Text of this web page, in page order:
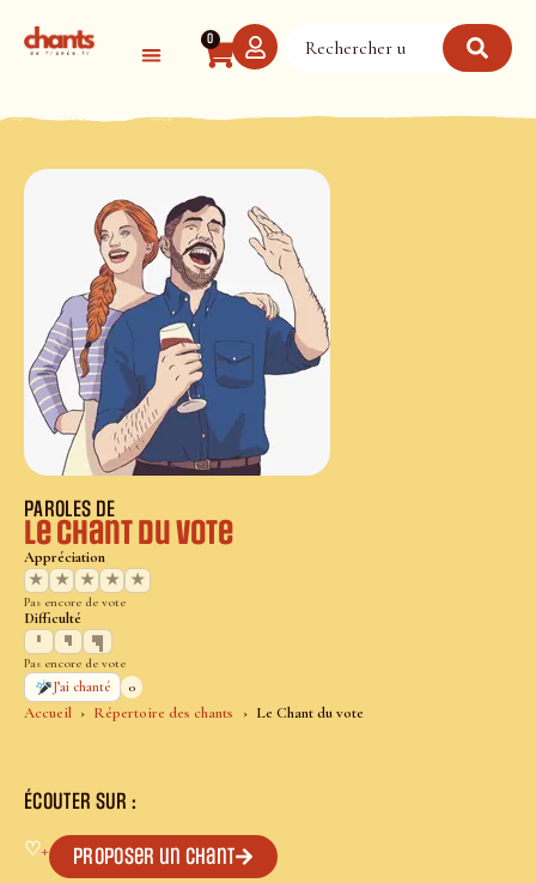
0
Accueil Répertoire des chants Le Chant du vote
PAROLES DE
Le Chant du vote
Appréciation
★
★ ★ ★ ★
Pas encore de vote
Difficulté
Pas encore de vote
J’ai chanté
0
ÉCOUTER SUR :
♡+ Proposer un chant